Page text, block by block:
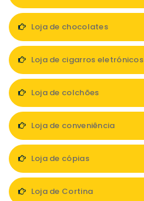
Loja de chocolates
Loja de cigarros eletrónicos
Loja de colchões
Loja de conveniência
Loja de cópias
Loja de Cortina